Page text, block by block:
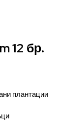
12 бр.
плантации